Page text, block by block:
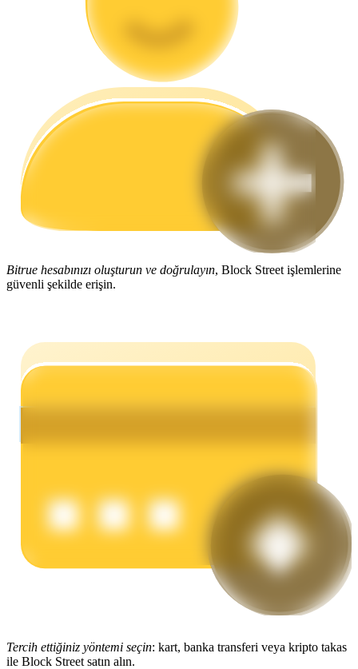
Vadeli İşlemler Başlangıç Kılavuzu
Nasıl kârlı kalabileceğinizi öğrenin
Bitrue hesabınızı oluşturun ve doğrulayın, Block Street işlemlerine
güvenli şekilde erişin.
Tercih ettiğiniz yöntemi seçin: kart, banka transferi veya kripto takas
ile Block Street satın alın.